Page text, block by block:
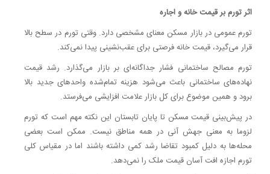
اثر تورم بر قیمت خانه و اجاره
تورم عمومی در بازار مسکن معنای مشخصی دارد. وقتی تورم در سطح بالا
قرار می‌گیرد، قیمت خانه فرصتی برای عقب‌نشینی پیدا نمی‌کند.
تورم مصالح ساختمانی فشار جداگانه‌ای بر بازار می‌گذارد. رشد قیمت
نهاده‌های ساختمانی باعث می‌شود هزینه تمام‌شده واحدهای جدید بالا
برود و همین موضوع برای کل بازار علامت افزایشی می‌فرستد.
در پیش‌بینی قیمت مسکن تا پایان تابستان این نکته مهم است که تورم
لزوما به معنی جهش آنی در همه مناطق نیست. ممکن است بعضی
محله‌ها به دلیل کمبود تقاضا رشد کمی داشته باشند اما در مقیاس کلی
تورم اجازه افت آسان قیمت ملک را نمی‌دهد.